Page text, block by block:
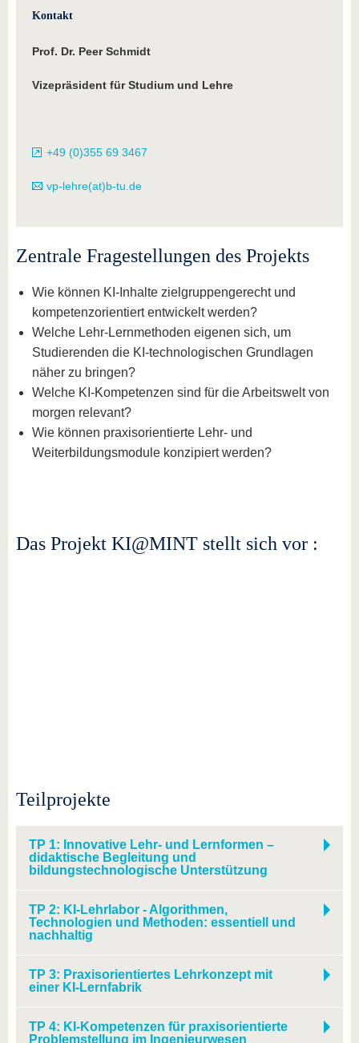
Kontakt
Prof. Dr. Peer Schmidt
Vizepräsident für Studium und Lehre
+49 (0)355 69 3467
vp-lehre(at)b-tu.de
Zentrale Fragestellungen des Projekts
Wie können KI-Inhalte zielgruppengerecht und
kompetenzorientiert entwickelt werden?
Welche Lehr-Lernmethoden eigenen sich, um
Studierenden die KI-technologischen Grundlagen
näher zu bringen?
Welche KI-Kompetenzen sind für die Arbeitswelt von
morgen relevant?
Wie können praxisorientierte Lehr- und
Weiterbildungsmodule konzipiert werden?
Das Projekt KI@MINT stellt sich vor :
Teilprojekte
TP 1: Innovative Lehr- und Lernformen –
didaktische Begleitung und
bildungstechnologische Unterstützung
TP 2: KI-Lehrlabor - Algorithmen,
Technologien und Methoden: essentiell und
nachhaltig
TP 3: Praxisorientiertes Lehrkonzept mit
einer KI-Lernfabrik
TP 4: KI-Kompetenzen für praxisorientierte
Problemstellung im Ingenieurwesen